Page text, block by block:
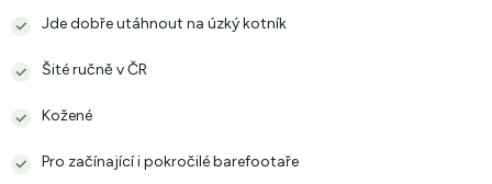
Jde dobře utáhnout na úzký kotník
Šité ručně v ČR
Kožené
Pro začínající i pokročilé barefootaře